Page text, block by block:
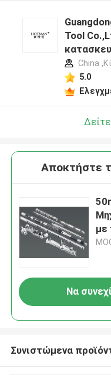
Tool
China
5.0
Αποκτήστε
με
Να
Συνιστώμενα